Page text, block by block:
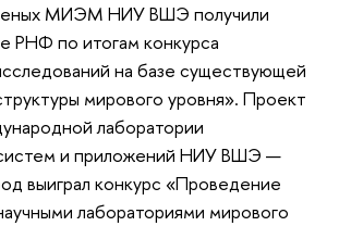
МИЭМ НИУ ВШЭ получили
РНФ по итогам конкурса
на базе существующей
мирового уровня». Проект
лаборатории
и приложений НИУ ВШЭ —
выиграл конкурс «Проведение
лабораториями мирового